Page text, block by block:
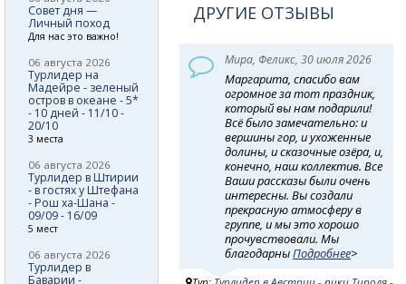
ДРУГИЕ ОТЗЫВЫ
Мира, Феликс, 30 июля 2026
Маргарита, спасибо вам
огромное за тот праздник,
который вы нам подарили!
Всё было замечательно: и
вершины гор, и ухоженные
долины, и сказочные озёра, и,
конечно, наш коллектив. Все
Ваши рассказы были очень
интересны. Вы создали
прекрасную атмосферу в
группе, и мы это хорошо
прочувствовали. Мы
благодарныПодробнее>
Совет дня —
Личный поход
Для нас это важно!
06 августа 2026
Турлидер на
Мадейре - зеленый
остров в океане - 5*
- 10 дней - 11/10 -
20/10
3 места
06 августа 2026
Турлидер в Штирии
- в гостях у Штефана
- Рош ха-Шана -
09/09 - 16/09
5 мест
06 августа 2026
Турлидер в
Баварии -